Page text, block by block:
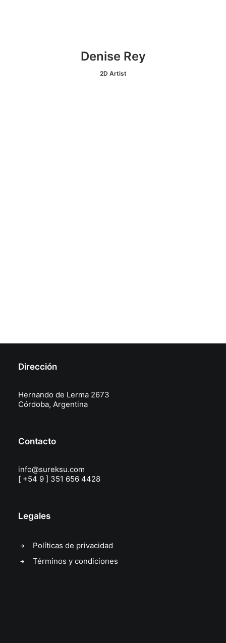
Denise Rey
2D Artist
Dirección
Hernando de Lerma 2673
Córdoba, Argentina
Contacto
info@sureksu.com
[ +54 9 ] 351 656 4428
Legales
Políticas de privacidad
Términos y condiciones